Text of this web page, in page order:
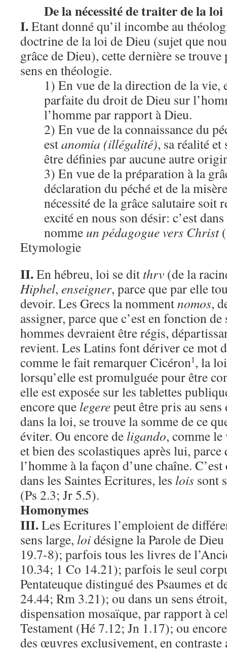
De la nécessité de traiter de la loi
I.Etant donné qu’il incombe au
doctrine de la loi de Dieu (sujet que
grâce de Dieu), cette dernière se trouve
sens en théologie.
1) En vue de la direction de la vie,
parfaite du droit de Dieu sur
l’homme par rapport à Dieu.
2) En vue de la connaissance du
estanomia (illégalité), sa réalité et
être définies par aucune autre
3) En vue de la préparation à la
déclaration du péché et de la
nécessité de la grâce salutaire soit
excité en nous son désir: c’est
nomme un pédagogue vers Christ
Etymologie
II.En hébreu, loi se dit thrv (de la
Hiphel, enseigner, parce que par elle
devoir. Les Grecs la nommentnomos,
assigner, parce que c’est en fonction
hommes devraient être régis,
revient. Les Latins font dériver ce mot
comme le fait remarquer Cicéron1, la
lorsqu’elle est promulguée pour être
elle est exposée sur les tablettes
encore que legerepeut être pris au
dans la loi, se trouve la somme de ce
éviter. Ou encore de ligando, comme le
et bien des scolastiques après lui,
l’homme à la façon d’une chaîne.
dans les Saintes Ecritures, les lois sont
(Ps 2.3; Jr 5.5).
Homonymes
III.Les Ecritures l’emploient de
sens large, loidésigne la Parole de
19.7-8); parfois tous les livres de
10.34; 1 Co 14.21); parfois le seul
Pentateuque distingué des Psaumes et
24.44; Rm 3.21); ou dans un sens
dispensation mosaïque, par rapport à
Testament (Hé 7.12; Jn 1.17); ou
des œuvres exclusivement, en contraste